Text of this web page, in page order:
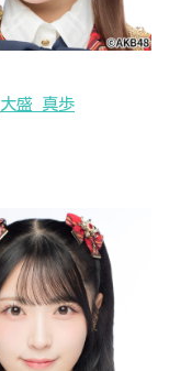
大盛 真歩